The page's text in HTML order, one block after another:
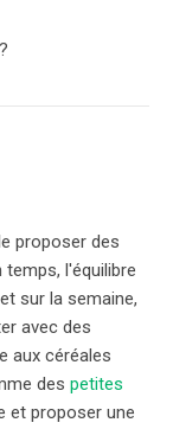
proposer des
l'équilibre
sur la semaine,
avec des
aux céréales
des petites
et proposer une